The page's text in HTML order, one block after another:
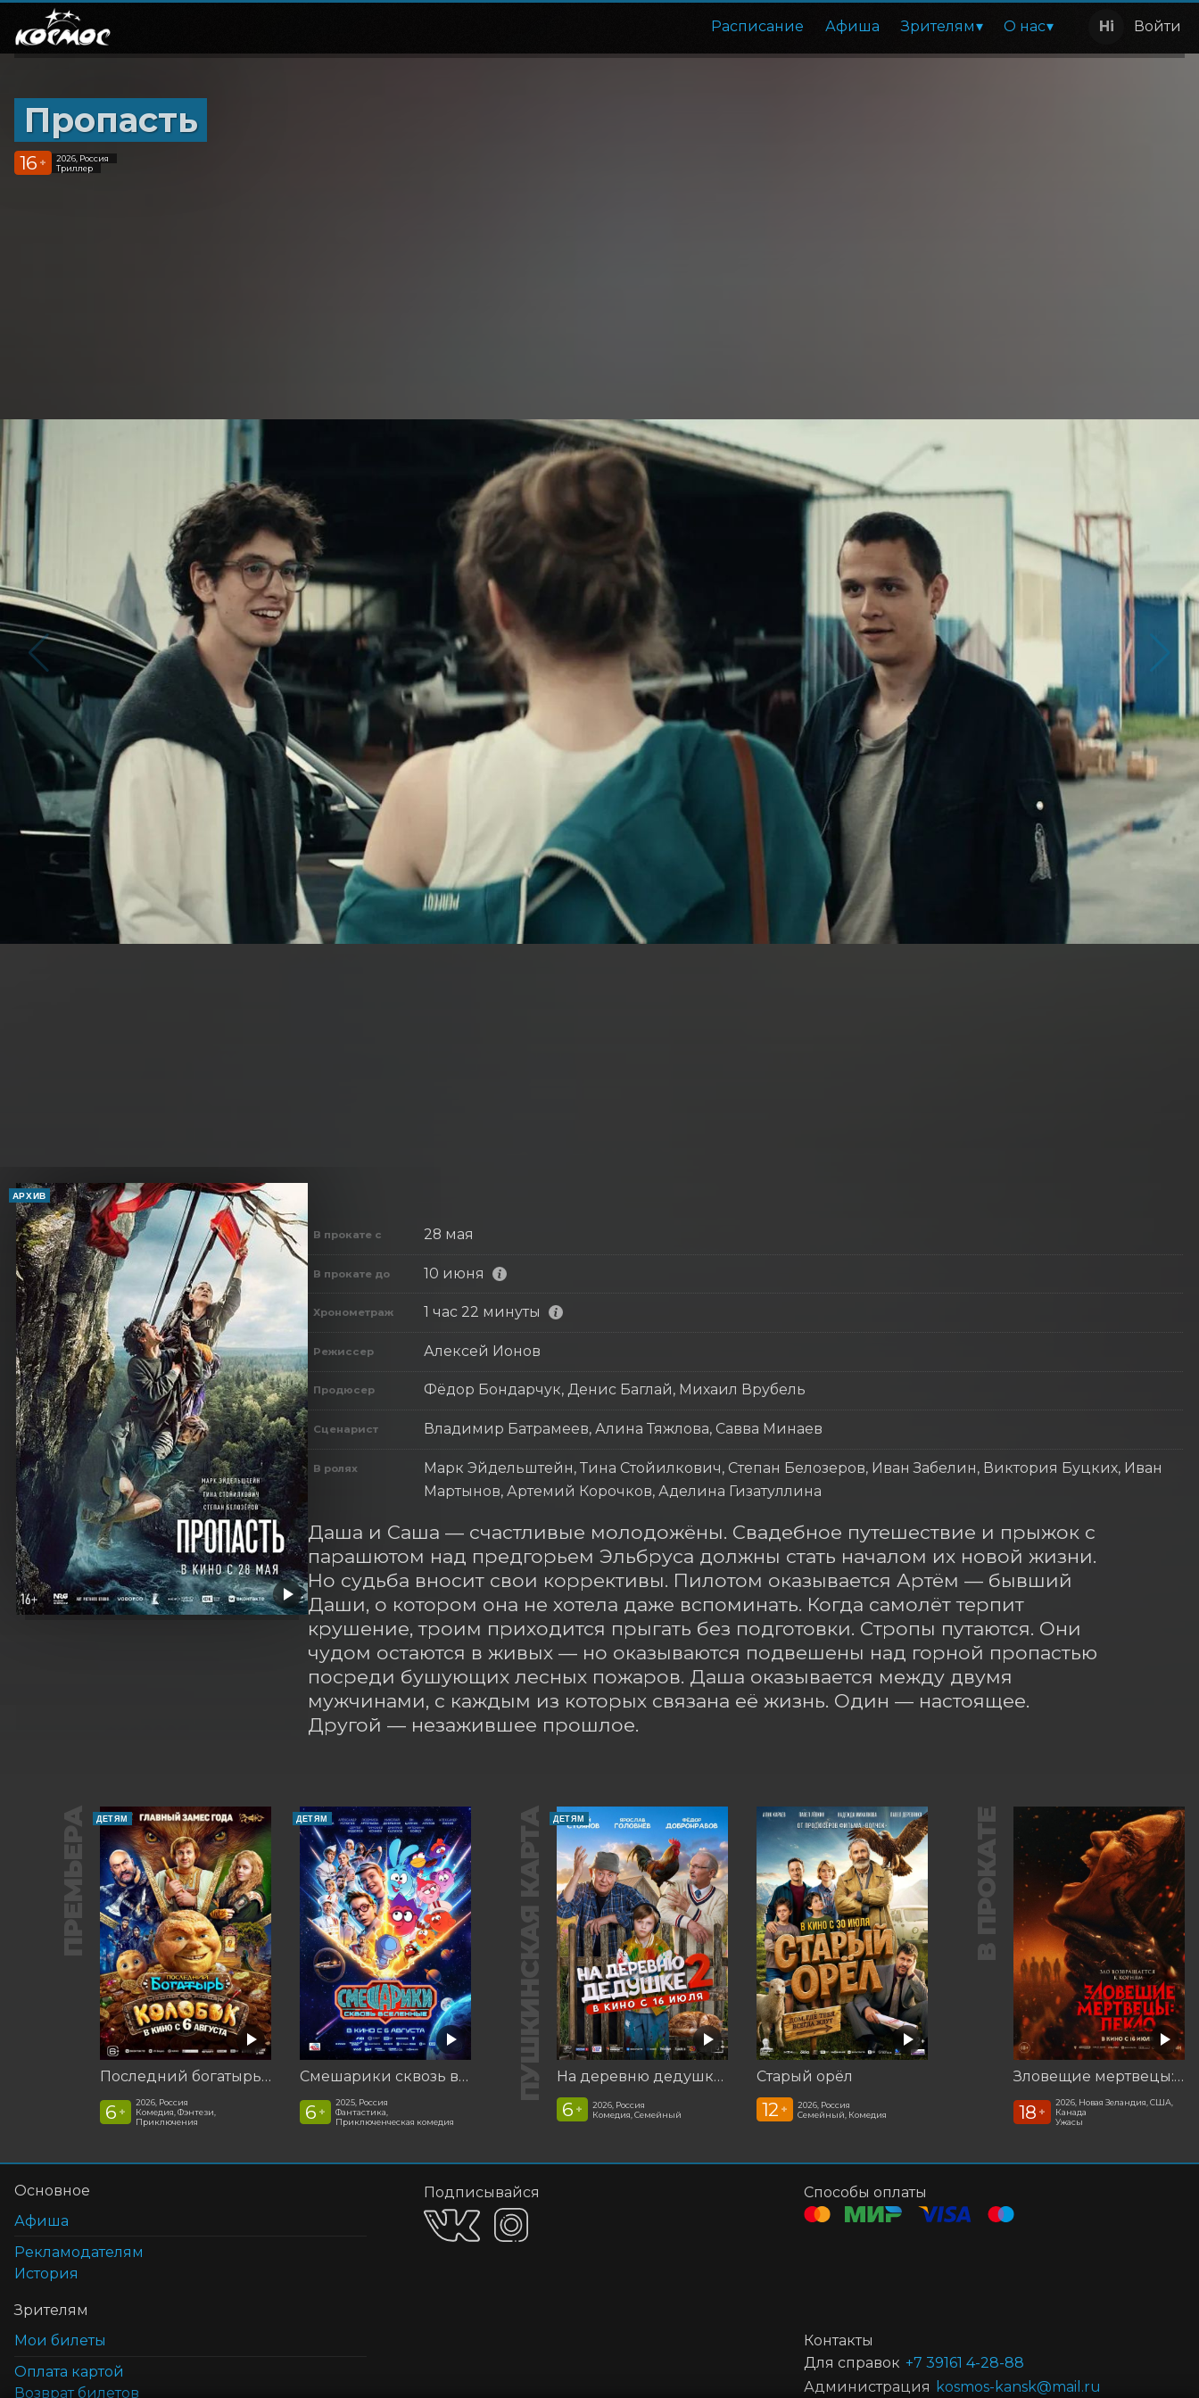
Расписание Афиша Зрителям О нас Войти
Пропасть
16 +
2026, Россия
Триллер
АРХИВ
В прокате с 28 мая
В прокате до 10 июня
Хронометраж 1 час 22 минуты
Режиссер Алексей Ионов
Продюсер Фёдор Бондарчук, Денис Баглай, Михаил Врубель
Сценарист Владимир Батрамеев, Алина Тяжлова, Савва Минаев
В ролях
Марк Эйдельштейн, Тина Стойилкович, Степан Белозеров, Иван Забелин, Виктория Буцких, Иван
Мартынов, Артемий Корочков, Аделина Гизатуллина
Даша и Саша — счастливые молодожёны. Свадебное путешествие и прыжок с
парашютом над предгорьем Эльбруса должны стать началом их новой жизни.
Но судьба вносит свои коррективы. Пилотом оказывается Артём — бывший
Даши, о котором она не хотела даже вспоминать. Когда самолёт терпит
крушение, троим приходится прыгать без подготовки. Стропы путаются. Они
чудом остаются в живых — но оказываются подвешены над горной пропастью
посреди бушующих лесных пожаров. Даша оказывается между двумя
мужчинами, с каждым из которых связана её жизнь. Один — настоящее.
Другой — незажившее прошлое.
ПРЕМЬЕРА ДЕТЯМ
Последний богатырь. Колобок
6 +
2026, Россия
Комедия, Фэнтези,
Приключения
ДЕТЯМ
Смешарики сквозь вселенные
6 +
2025, Россия
Фантастика,
Приключенческая комедия
ПУШКИНСКАЯ КАРТА ДЕТЯМ
На деревню дедушке 2
6 +
2026, Россия
Комедия, Семейный
Старый орёл
12 +
2026, Россия
Семейный, Комедия
В ПРОКАТЕ
Зловещие мертвецы: Пекло
18 +
2026, Новая Зеландия, США,
Канада
Ужасы
Основное
Афиша
Рекламодателям
История
Зрителям
Мои билеты
Оплата картой
Возврат билетов
Подписывайся Способы оплаты
Контакты
Для справок +7 39161 4-28-88
Администрация kosmos-kansk@mail.ru